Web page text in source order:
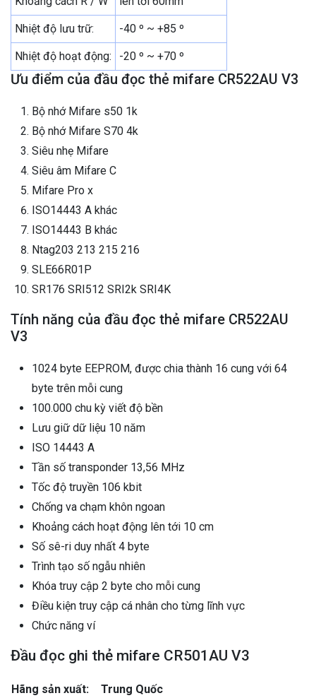
Nhiệt độ lưu trữ: -40 º ~ +85 º
Nhiệt độ hoạt động: -20 º ~ +70 º
Ưu điểm của đầu đọc thẻ mifare CR522AU V3
Bộ nhớ Mifare s50 1k
Bộ nhớ Mifare S70 4k
Siêu nhẹ Mifare
Siêu âm Mifare C
Mifare Pro x
ISO14443 A khác
ISO14443 B khác
Ntag203 213 215 216
SLE66R01P
SR176 SRI512 SRI2k SRI4K
Tính năng của đầu đọc thẻ mifare CR522AU
V3
1024 byte EEPROM, được chia thành 16 cung với 64
byte trên mỗi cung
100.000 chu kỳ viết độ bền
Lưu giữ dữ liệu 10 năm
ISO 14443 A
Tần số transponder 13,56 MHz
Tốc độ truyền 106 kbit
Chống va chạm khôn ngoan
Khoảng cách hoạt động lên tới 10 cm
Số sê-ri duy nhất 4 byte
Trình tạo số ngẫu nhiên
Khóa truy cập 2 byte cho mỗi cung
Điều kiện truy cập cá nhân cho từng lĩnh vực
Chức năng ví
Đầu đọc ghi thẻ mifare CR501AU V3
Hãng sản xuất:
Trung Quốc